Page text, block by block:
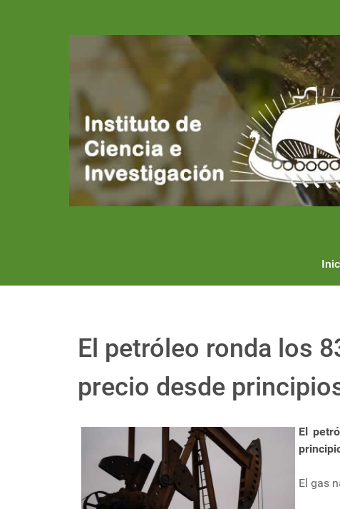
El petróleo ronda los
precio desde
El
El gas